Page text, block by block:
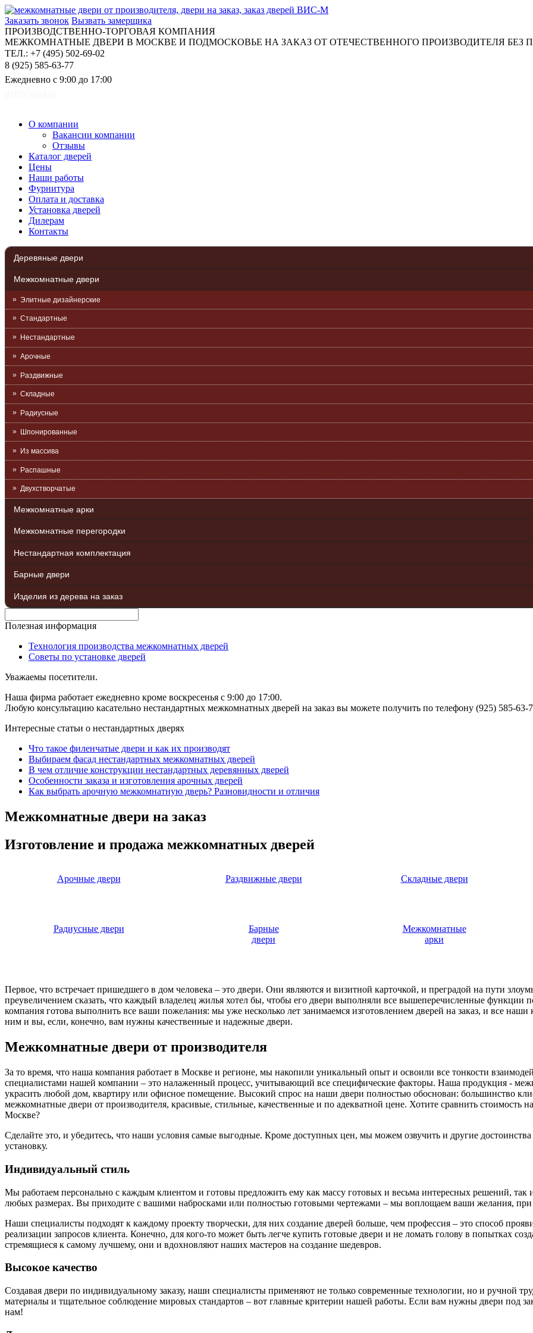
Заказать звонок Вызвать замерщика
ПРОИЗВОДСТВЕННО-ТОРГОВАЯ КОМПАНИЯ
МЕЖКОМНАТНЫЕ ДВЕРИ В МОСКВЕ И ПОДМОСКОВЬЕ НА ЗАКАЗ ОТ ОТЕЧЕСТВЕННОГО ПРОИЗВОДИТЕЛЯ БЕЗ
ТЕЛ.: +7 (495) 502-69-02
8 (925) 585-63-77
Ежедневно с 9:00 до 17:00
О компании
Вакансии компании
Отзывы
Каталог дверей
Цены
Наши работы
Фурнитура
Оплата и доставка
Установка дверей
Дилерам
Контакты
Деревяные двери
Межкомнатные двери
Элитные дизайнерские
Стандартные
Нестандартные
Арочные
Раздвижные
Складные
Радиусные
Шпонированные
Из массива
Распашные
Двухстворчатые
Межкомнатные арки
Межкомнатные перегородки
Нестандартная комплектация
Барные двери
Изделия из дерева на заказ
Полезная информация
Технология производства межкомнатных дверей
Советы по установке дверей
Уважаемы посетители.
Наша фирма работает ежедневно кроме воскресенья с 9:00 до 17:00.
Любую консультацию касательно нестандартных межкомнатных дверей на заказ вы можете получить по телефону (925) 585-63-
Интересные статьи о нестандартных дверях
Что такое филенчатые двери и как их производят
Выбираем фасад нестандартных межкомнатных дверей
В чем отличие конструкции нестандартных деревянных дверей
Особенности заказа и изготовления арочных дверей
Как выбрать арочную межкомнатную дверь? Разновидности и отличия
Межкомнатные двери на заказ
Изготовление и продажа межкомнатных дверей
Арочные двери Раздвижные двери Складные двери
Радиусные двери
Барные
двери
Межкомнатные
арки
Первое, что встречает пришедшего в дом человека – это двери. Они являются и визитной карточкой, и преградой на пути
преувеличением сказать, что каждый владелец жилья хотел бы, чтобы его двери выполняли все вышеперечисленные
компания готова выполнить все ваши пожелания: мы уже несколько лет занимаемся изготовлением дверей на заказ, и все
ним и вы, если, конечно, вам нужны качественные и надежные двери.
Межкомнатные двери от производителя
За то время, что наша компания работает в Москве и регионе, мы накопили уникальный опыт и освоили все тонкости
специалистами нашей компании – это налаженный процесс, учитывающий все специфические факторы. Наша продукция -
украсить любой дом, квартиру или офисное помещение. Высокий спрос на наши двери полностью обоснован: большинство
межкомнатные двери от производителя, красивые, стильные, качественные и по адекватной цене. Хотите сравнить
Москве?
Сделайте это, и убедитесь, что наши условия самые выгодные. Кроме доступных цен, мы можем озвучить и другие
установку.
Индивидуальный стиль
Мы работаем персонально с каждым клиентом и готовы предложить ему как массу готовых и весьма интересных решений, так
любых размерах. Вы приходите с вашими набросками или полностью готовыми чертежами – мы воплощаем ваши желания, при
Наши специалисты подходят к каждому проекту творчески, для них создание дверей больше, чем профессия – это способ
реализации запросов клиента. Конечно, для кого-то может быть легче купить готовые двери и не ломать голову в попытках
стремящиеся к самому лучшему, они и вдохновляют наших мастеров на создание шедевров.
Высокое качество
Создавая двери по индивидуальному заказу, наши специалисты применяют не только современные технологии, но и ручной
материалы и тщательное соблюдение мировых стандартов – вот главные критерии нашей работы. Если вам нужны двери под
нам!